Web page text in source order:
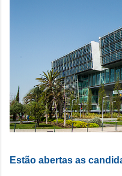
Estão abertas as